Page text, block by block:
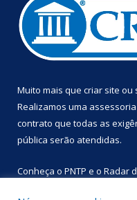
Muito mais que criar site ou
Realizamos uma assessoria
contrato que todas as
pública serão atendidas.
Conheça o PNTP e o Radar